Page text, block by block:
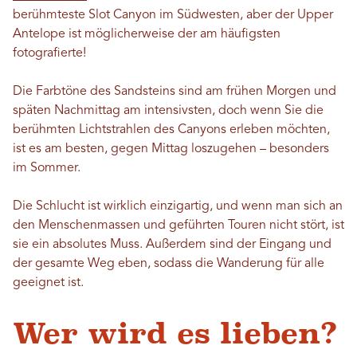
berühmteste Slot Canyon im Südwesten, aber der Upper
Antelope ist möglicherweise der am häufigsten
fotografierte!
Die Farbtöne des Sandsteins sind am frühen Morgen und
späten Nachmittag am intensivsten, doch wenn Sie die
berühmten Lichtstrahlen des Canyons erleben möchten,
ist es am besten, gegen Mittag loszugehen – besonders
im Sommer.
Die Schlucht ist wirklich einzigartig, und wenn man sich an
den Menschenmassen und geführten Touren nicht stört, ist
sie ein absolutes Muss. Außerdem sind der Eingang und
der gesamte Weg eben, sodass die Wanderung für alle
geeignet ist.
Wer wird es lieben?